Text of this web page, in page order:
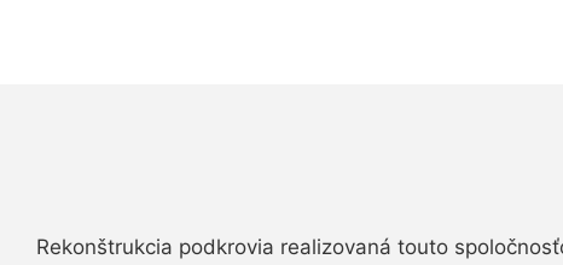
Rekonštrukcia podkrovia realizovaná touto